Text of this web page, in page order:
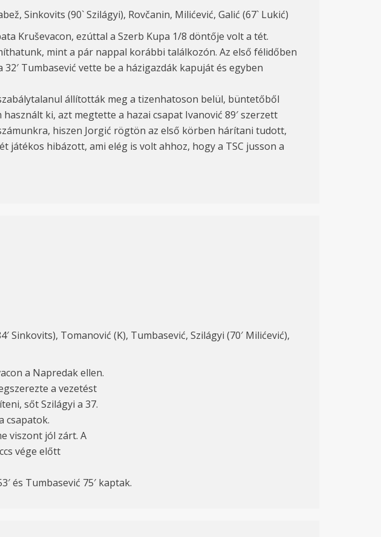
Sinkovits (90` Szilágyi), Rovčanin, Milićević, Galić (67` Lukić)
Kruševacon, ezúttal a Szerb Kupa 1/8 döntője volt a tét.
mint a pár nappal korábbi találkozón. Az első félidőben
Tumbasević vette be a házigazdák kapuját és egyben
állították meg a tizenhatoson belül, büntetőből
ki, azt megtette a hazai csapat Ivanović 89′ szerzett
hiszen Jorgić rögtön az első körben hárítani tudott,
hibázott, ami elég is volt ahhoz, hogy a TSC jusson a
Sinkovits), Tomanović (K), Tumbasević, Szilágyi (70′ Milićević),
a Napredak ellen.
a vezetést
sőt Szilágyi a 37.
csapatok.
viszont jól zárt. A
vége előtt
és Tumbasević 75′ kaptak.